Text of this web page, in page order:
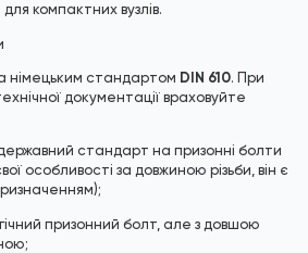
компактних вузлів.
німецьким стандартом DIN 610. При
документації враховуйте
стандарт на призонні болти
особливості за довжиною різьби, він є
призонний болт, але з довшою